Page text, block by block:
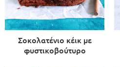
Σοκολατένιο κέικ με
φυστικοβούτυρο